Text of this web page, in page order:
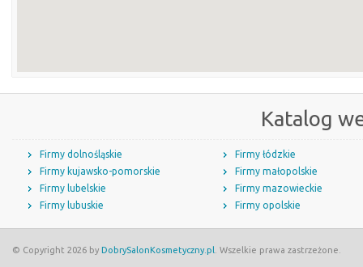
Katalog
Firmy dolnośląskie
Firmy kujawsko-pomorskie
Firmy lubelskie
Firmy lubuskie
Firmy łódzkie
Firmy małopolskie
Firmy mazowieckie
Firmy opolskie
© Copyright 2026 by DobrySalonKosmetyczny.pl . Wszelkie prawa zastrzeżone.